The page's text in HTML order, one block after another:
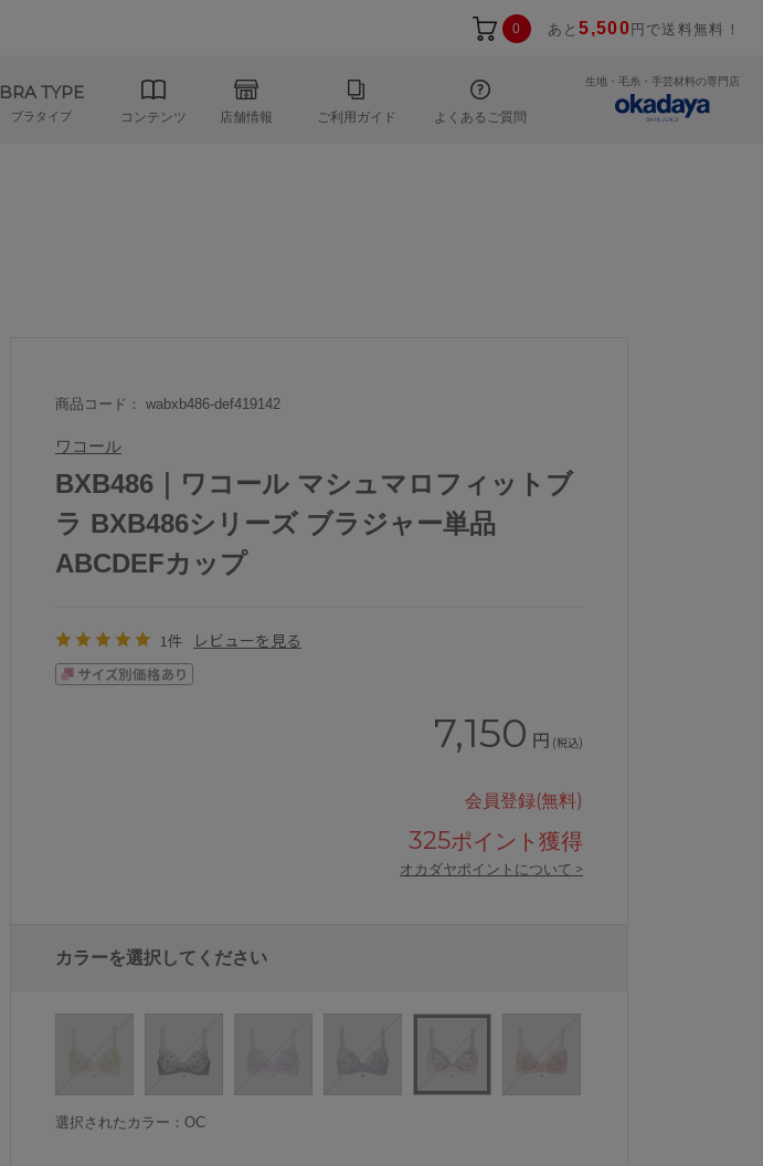
0 あと5,500 円で送料無料！
BRA TYPE
ブラタイプ コンテンツ 店舗情報 ご利用ガイド よくあるご質問
生地・毛糸・手芸材料の専門店
商品コード： wabxb486-def419142
ワコール
BXB486｜ワコール マシュマロフィットブ
ラ BXB486シリーズ ブラジャー単品
ABCDEFカップ
1件 レビューを見る
7,150 円 (税込)
会員登録(無料)
325ポイント獲得
オカダヤポイントについて >
カラーを選択してください
選択されたカラー：OC